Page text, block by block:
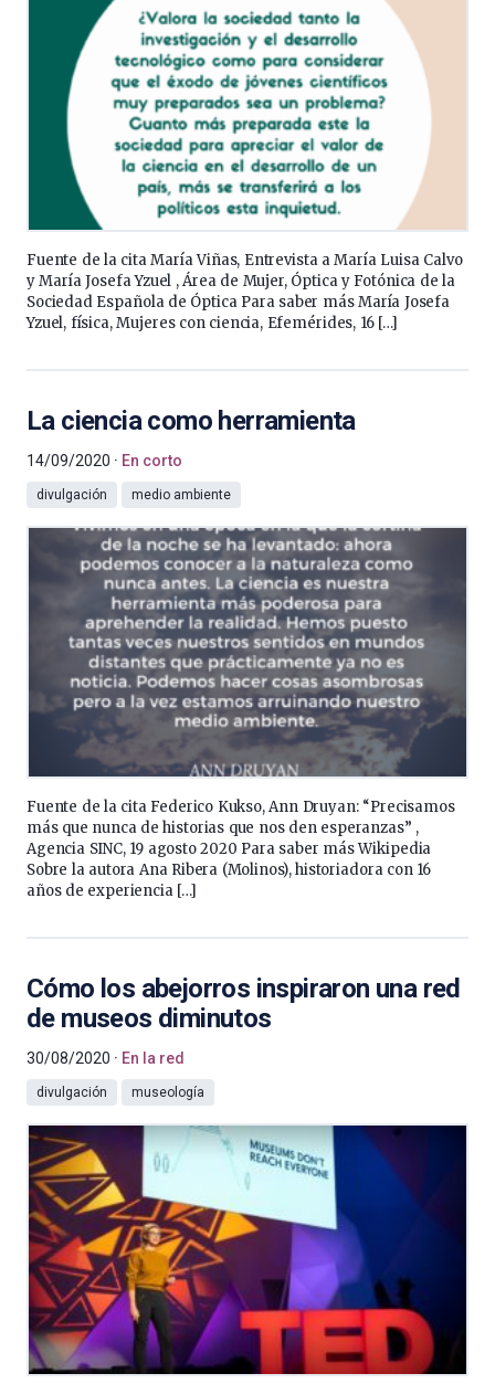
Fuente de la cita María Viñas, Entrevista a María Luisa Calvo
y María Josefa Yzuel , Área de Mujer, Óptica y Fotónica de la
Sociedad Española de Óptica Para saber más María Josefa
Yzuel, física, Mujeres con ciencia, Efemérides, 16 […]
La ciencia como herramienta
14/09/2020 En corto
divulgación medio ambiente
Fuente de la cita Federico Kukso, Ann Druyan: “Precisamos
más que nunca de historias que nos den esperanzas” ,
Agencia SINC, 19 agosto 2020 Para saber más Wikipedia
Sobre la autora Ana Ribera (Molinos), historiadora con 16
años de experiencia […]
Cómo los abejorros inspiraron una red
de museos diminutos
30/08/2020 En la red
divulgación museología